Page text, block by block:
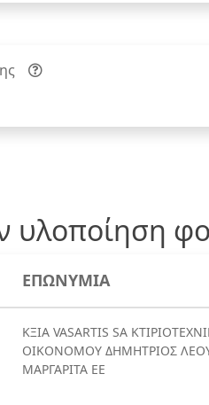
υλοποίηση
ΕΠΩΝΥΜΙΑ
ΚΞΙΑ VASARTIS SA
ΟΙΚΟΝΟΜΟΥ ΔΗΜΗΤΡΙΟΣ
ΜΑΡΓΑΡΙΤΑ ΕΕ